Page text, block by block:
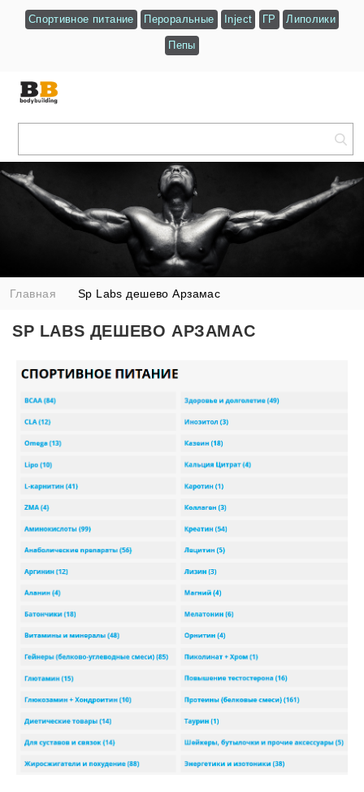
Спортивное питание Пероральные Inject ГР Липолики
Пепы
Главная Sp Labs дешево Арзамас
SP LABS ДЕШЕВО АРЗАМАС